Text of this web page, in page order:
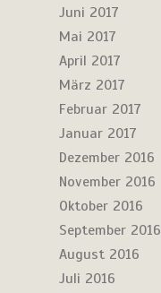
Juni 2017
Mai 2017
April 2017
März 2017
Februar 2017
Januar 2017
Dezember 2016
November 2016
Oktober 2016
September 2016
August 2016
Juli 2016